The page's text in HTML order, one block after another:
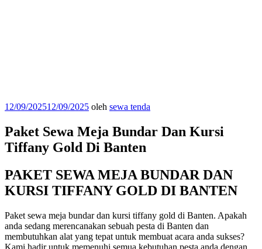
Diposkan
12/09/202512/09/2025 oleh sewa tenda
Paket Sewa Meja Bundar Dan Kursi
Tiffany Gold Di Banten
PAKET SEWA MEJA BUNDAR DAN
KURSI TIFFANY GOLD DI BANTEN
Paket sewa meja bundar dan kursi tiffany gold di Banten. Apakah
anda sedang merencanakan sebuah pesta di Banten dan
membutuhkan alat yang tepat untuk membuat acara anda sukses?
Kami hadir untuk memenuhi semua kebutuhan pesta anda dengan